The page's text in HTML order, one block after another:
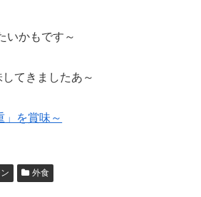
いかもです～
てきましたあ～
」を賞味～
外食